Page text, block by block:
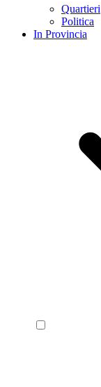
Quartieri
Politica
In Provincia